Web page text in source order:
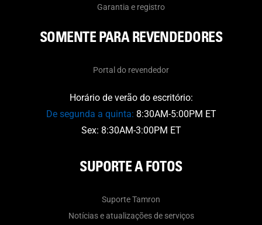
Garantia e registro
SOMENTE PARA REVENDEDORES
Portal do revendedor
Horário de verão do escritório:
De segunda a quinta: 8:30AM-5:00PM ET
Sex: 8:30AM-3:00PM ET
SUPORTE A FOTOS
Suporte Tamron
Notícias e atualizações de serviços